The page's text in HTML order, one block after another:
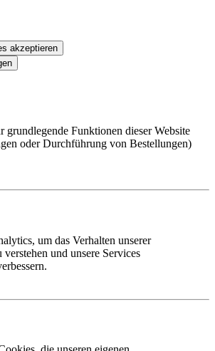
akzeptieren
grundlegende Funktionen dieser Website
oder Durchführung von Bestellungen)
um das Verhalten unserer
und unsere Services